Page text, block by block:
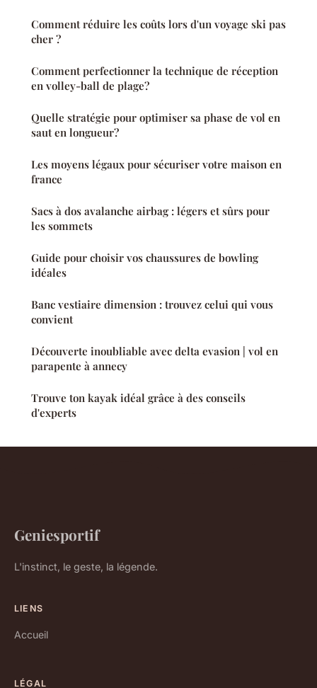
Comment réduire les coûts lors d'un voyage ski pas
cher ?
Comment perfectionner la technique de réception
en volley-ball de plage?
Quelle stratégie pour optimiser sa phase de vol en
saut en longueur?
Les moyens légaux pour sécuriser votre maison en
france
Sacs à dos avalanche airbag : légers et sûrs pour
les sommets
Guide pour choisir vos chaussures de bowling
idéales
Banc vestiaire dimension : trouvez celui qui vous
convient
Découverte inoubliable avec delta evasion | vol en
parapente à annecy
Trouve ton kayak idéal grâce à des conseils
d'experts
Geniesportif
L'instinct, le geste, la légende.
LIENS
Accueil
LÉGAL